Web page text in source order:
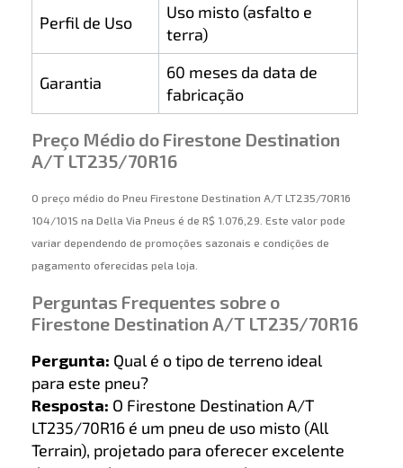
Perfil de Uso
Uso misto (asfalto e
terra)
Garantia
60 meses da data de
fabricação
Preço Médio do Firestone Destination
A/T LT235/70R16
O preço médio do Pneu Firestone Destination A/T LT235/70R16
104/101S na Della Via Pneus é de R$ 1.076,29. Este valor pode
variar dependendo de promoções sazonais e condições de
pagamento oferecidas pela loja.
Perguntas Frequentes sobre o
Firestone Destination A/T LT235/70R16
Pergunta: Qual é o tipo de terreno ideal
para este pneu?
Resposta: O Firestone Destination A/T
LT235/70R16 é um pneu de uso misto (All
Terrain), projetado para oferecer excelente